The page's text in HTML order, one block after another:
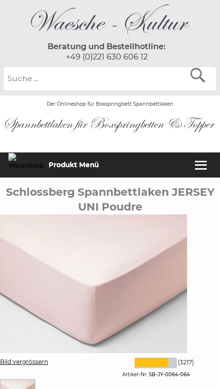
Beratung und Bestellhotline:
+49 (0)221 630 606 12
Der Onlineshop für Boxspringbett Spannbettlaken
Produkt Menü
Schlossberg Spannbettlaken JERSEY
UNI Poudre
Bild vergrössern (3217)
Artikel-Nr: SB-JY-0064-064